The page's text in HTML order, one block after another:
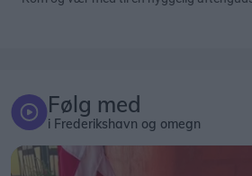
Følg med
i Frederikshavn og omegn